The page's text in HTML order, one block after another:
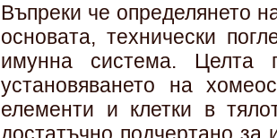
Въпреки че определянето
основата, технически
имунна система. Целта
установяването на
елементи и клетки в